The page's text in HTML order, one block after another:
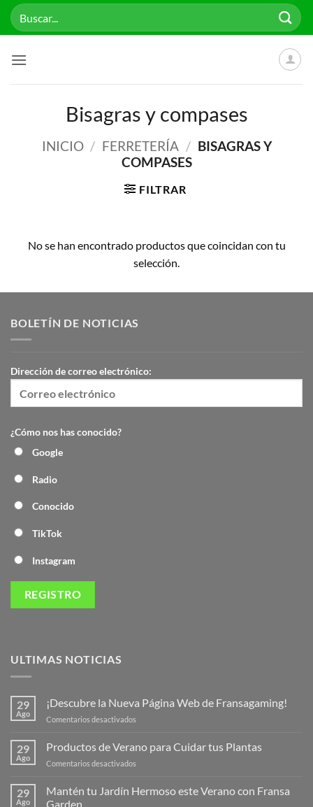
Saltar
Buscar
por:
Bisagras y compases
INICIO / FERRETERÍA / BISAGRAS Y
COMPASES
FILTRAR
No se han encontrado productos que coincidan con tu
selección.
BOLETÍN DE NOTICIAS
Dirección de correo electrónico:
¿Cómo nos has conocido?
Google
Radio
Conocido
TikTok
Instagram
ULTIMAS NOTICIAS
29
Ago
¡Descubre la Nueva Página Web de Fransagaming!
Comentarios desactivados
Nueva
de
29
Ago
Productos de Verano para Cuidar tus Plantas
Comentarios desactivados
de
Verano
29
Ago
Mantén tu Jardín Hermoso este Verano con Fransa
Garden